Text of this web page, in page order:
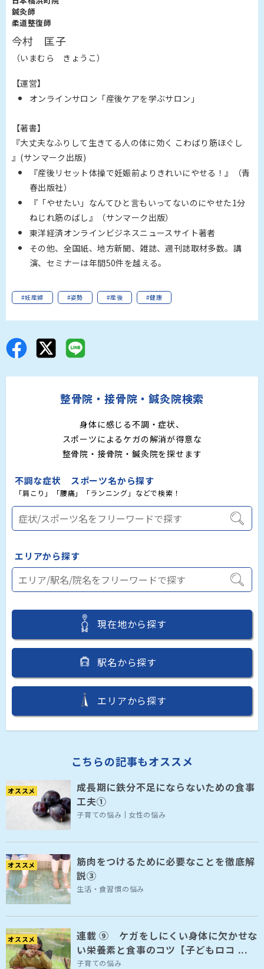
鍼灸師
柔道整復師
今村 匡子
（いまむら きょうこ）
【運営】
オンラインサロン「産後ケアを学ぶサロン」
【著書】
『大丈夫なふりして生きてる人の体に効く こわばり筋ほぐし
』(サンマーク出版)
『産後リセット体操で妊娠前よりきれいにやせる！』（青
春出版社）
『「やせたい」なんてひと言もいってないのにやせた1分
ねじれ筋のばし』（サンマーク出版）
東洋経済オンラインビジネスニュースサイト著者
その他、全国紙、地方新聞、雑誌、週刊誌取材多数。講
演、セミナーは年間50件を越える。
#妊産婦 #姿勢 #産後 #健康
整骨院・接骨院・鍼灸院検索
身体に感じる不調・症状、
スポーツによるケガの解消が得意な
整骨院・接骨院・鍼灸院を探せます
不調な症状 スポーツ名から探す
「肩こり」「腰痛」「ランニング」などで検索！
エリアから探す
現在地から探す
駅名から探す
エリアから探す
こちらの記事もオススメ
オススメ
成長期に鉄分不足にならないための食事
工夫①
子育ての悩み 女性の悩み
オススメ
筋肉をつけるために必要なことを徹底解
説③
生活・食習慣の悩み
オススメ
連載 ⑨ ケガをしにくい身体に欠かせな
い栄養素と食事のコツ【子どもロコ ...
子育ての悩み